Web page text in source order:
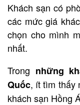
Khách sạn có
các mức giá
chọn cho mình
nhất.
Trong những
Quốc, ít tìm thấy
khách sạn Hồng